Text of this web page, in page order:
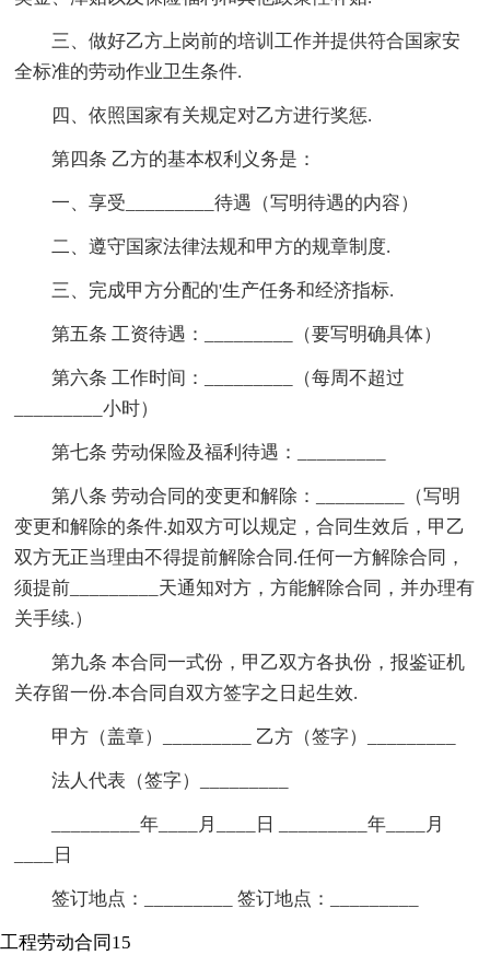
三、做好乙方上岗前的培训工作并提供符合国家安
全标准的劳动作业卫生条件.
四、依照国家有关规定对乙方进行奖惩.
第四条 乙方的基本权利义务是：
一、享受_________待遇（写明待遇的内容）
二、遵守国家法律法规和甲方的规章制度.
三、完成甲方分配的'生产任务和经济指标.
第五条 工资待遇：_________（要写明确具体）
第六条 工作时间：_________（每周不超过
_________小时）
第七条 劳动保险及福利待遇：_________
第八条 劳动合同的变更和解除：_________（写明
变更和解除的条件.如双方可以规定，合同生效后，甲乙
双方无正当理由不得提前解除合同.任何一方解除合同，
须提前_________天通知对方，方能解除合同，并办理有
关手续.）
第九条 本合同一式份，甲乙双方各执份，报鉴证机
关存留一份.本合同自双方签字之日起生效.
甲方（盖章）_________ 乙方（签字）_________
法人代表（签字）_________
_________年____月____日 _________年____月
____日
签订地点：_________ 签订地点：_________
工程劳动合同15